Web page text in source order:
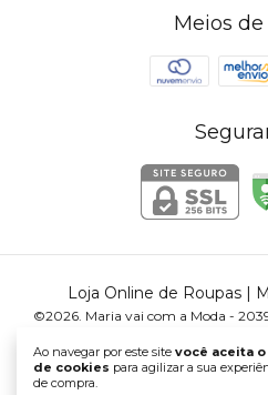
Ao navegar por este site você aceita
de cookies para agilizar a sua
de compra.
Meios
Loja Online de Roupas |
©2026. Maria vai com a Moda -